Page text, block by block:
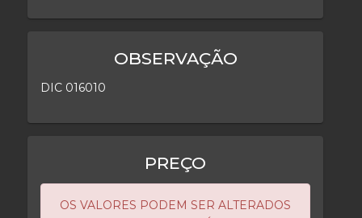
OBSERVAÇÃO
DIC 016010
PREÇO
OS VALORES PODEM SER ALTERADOS